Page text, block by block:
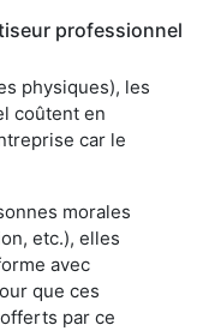
professionnel
physiques), les
coûtent en
car le
morales
etc.), elles
avec
que ces
par ce